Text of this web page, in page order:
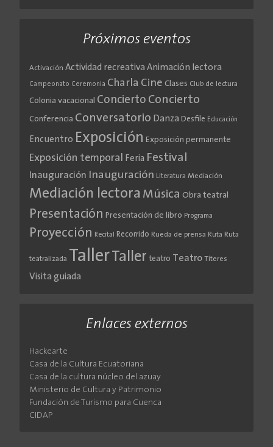
Próximos eventos
Activación Actividad recreativa Animación lectora
Campeonato Ceremonia Charla Cine Clases Club de lectura
Colonia vacacional Concierto Concierto
Conferencia Conversatorio Danza Desfile Educación
Encuentro Exposición Exposición permanente
Exposición temporal Feria Festival
Inauguración Inauguración Literatura Mediación
Mediación lectora Música Obra teatral
Presentación Presentación de libro Programa
Proyección Recital Recorrido Rueda de prensa Ruta Ruta
teatralizada TallerTaller teatro Teatro Títeres
Visita guiada
Enlaces externos
Hackearte
Casa de la Cultura Ecuatoriana
Casa de la cultura núcleo del azuay
Ministerio de Cultura y Patrimonio
Fundación de Turismo para Cuenca
CIDAP